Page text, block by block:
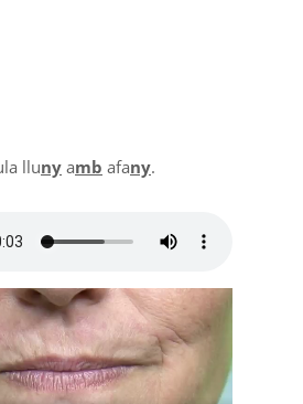
lluny amb afany.